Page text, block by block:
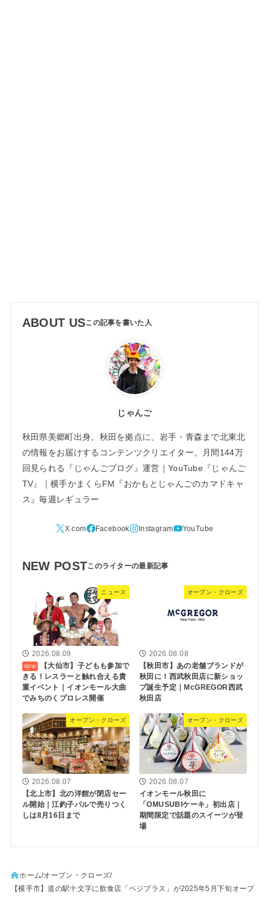
ABOUT US
じゃんご
秋田県美郷町出身。秋田を拠点に、岩手・青森まで北東北
の情報をお届けするコンテンツクリエイター。月間144万
回見られる『じゃんごブログ』運営｜YouTube『じゃんご
TV』｜横手かまくらFM『おかもとじゃんごのカマドキャ
ス』毎週レギュラー
NEW POST
ニュース
2026.08.09
【大仙市】子どもも参加で
きる！レスラーと触れ合える貴
重イベント｜イオンモール大曲
でみちのくプロレス開催
オープン・クローズ
2026.08.08
【秋田市】あの老舗ブランドが
秋田に！西武秋田店に新ショッ
プ誕生予定｜McGREGOR西武
秋田店
オープン・クローズ
2026.08.07
【北上市】北の洋館が閉店セー
ル開始｜江釣子パルで売りつく
しは8月16日まで
オープン・クローズ
2026.08.07
イオンモール秋田に
「OMUSUBIケーキ」初出店｜
期間限定で話題のスイーツが登
場
ホーム オープン・クローズ
【横手市】道の駅十文字に飲食店「ベジプラス」が2025年5月下旬オープ